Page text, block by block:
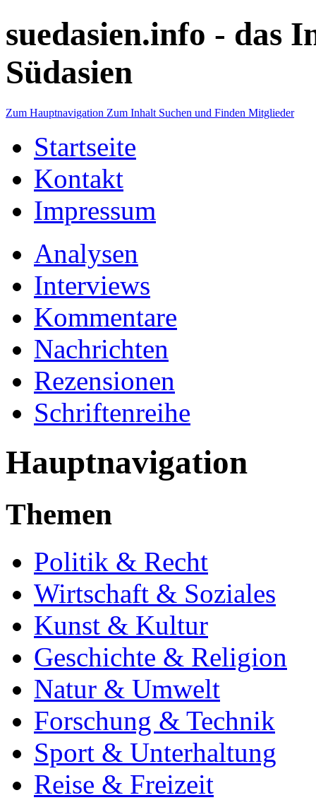
suedasien.info - das
Südasien
Zum Hauptnavigation Zum Inhalt Suchen und Finden Mitglieder
Startseite
Kontakt
Impressum
Analysen
Interviews
Kommentare
Nachrichten
Rezensionen
Schriftenreihe
Hauptnavigation
Themen
Politik & Recht
Wirtschaft & Soziales
Kunst & Kultur
Geschichte & Religion
Natur & Umwelt
Forschung & Technik
Sport & Unterhaltung
Reise & Freizeit